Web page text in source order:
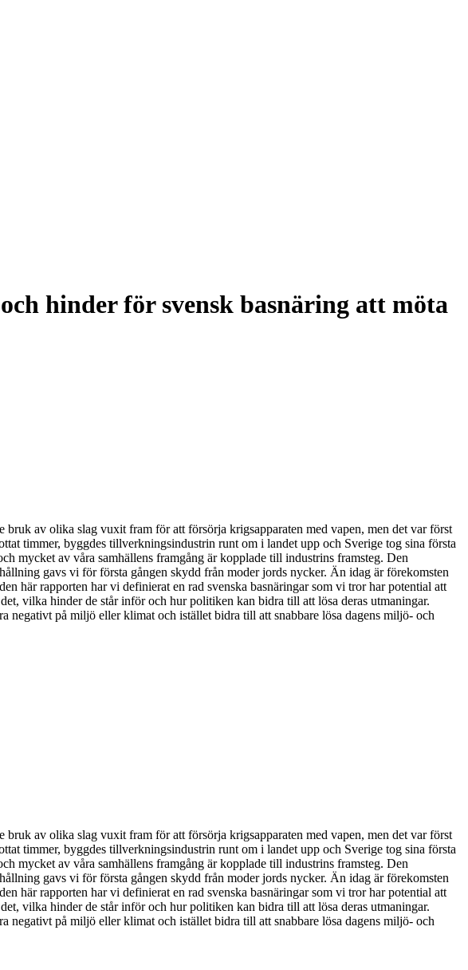
hinder för svensk basnäring att möta
av olika slag vuxit fram för att försörja krigsapparaten med vapen, men det var först
timmer, byggdes tillverkningsindustrin runt om i landet upp och Sverige tog sina första
mycket av våra samhällens framgång är kopplade till industrins framsteg. Den
gavs vi för första gången skydd från moder jords nycker. Än idag är förekomsten
här rapporten har vi definierat en rad svenska basnäringar som vi tror har potential att
vilka hinder de står inför och hur politiken kan bidra till att lösa deras utmaningar.
negativt på miljö eller klimat och istället bidra till att snabbare lösa dagens miljö- och
av olika slag vuxit fram för att försörja krigsapparaten med vapen, men det var först
timmer, byggdes tillverkningsindustrin runt om i landet upp och Sverige tog sina första
mycket av våra samhällens framgång är kopplade till industrins framsteg. Den
gavs vi för första gången skydd från moder jords nycker. Än idag är förekomsten
här rapporten har vi definierat en rad svenska basnäringar som vi tror har potential att
vilka hinder de står inför och hur politiken kan bidra till att lösa deras utmaningar.
negativt på miljö eller klimat och istället bidra till att snabbare lösa dagens miljö- och